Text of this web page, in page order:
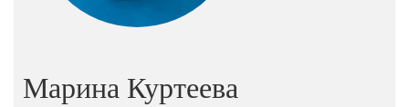
Марина Куртеева